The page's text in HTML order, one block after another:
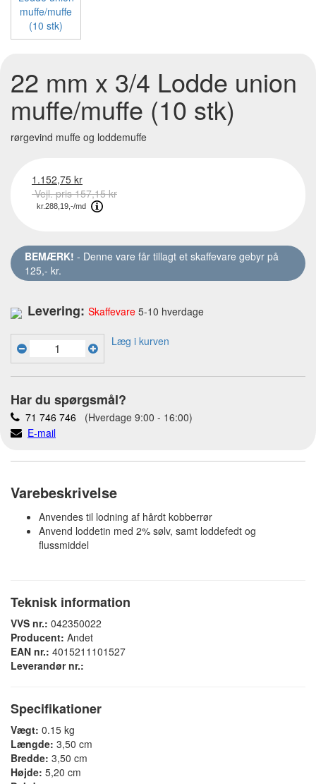
22 mm x 3/4 Lodde union
muffe/muffe (10 stk)
rørgevind muffe og loddemuffe
1.152,75 kr
Vejl. pris 157,15 kr
BEMÆRK! - Denne vare får tillagt et skaffevare gebyr på
125,- kr.
Levering: Skaffevare 5-10 hverdage
Læg i kurven
Har du spørgsmål?
71 746 746 (Hverdage 9:00 - 16:00)
E-mail
Varebeskrivelse
Anvendes til lodning af hårdt kobberrør
Anvend loddetin med 2% sølv, samt loddefedt og
flussmiddel
Teknisk information
VVS nr.: 042350022
Producent: Andet
EAN nr.: 4015211101527
Leverandør nr.:
Specifikationer
Vægt: 0.15 kg
Længde: 3,50 cm
Bredde: 3,50 cm
Højde: 5,20 cm